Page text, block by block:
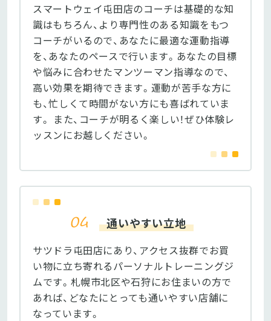
スマートウェイ屯田店のコーチは基礎的な知
識はもちろん、より専門性のある知識をもつ
コーチがいるので、あなたに最適な運動指導
を、あなたのペースで行います。あなたの目標
や悩みに合わせたマンツーマン指導なので、
高い効果を期待できます。運動が苦手な方に
も、忙しくて時間がない方にも喜ばれていま
す。 また、コーチが明るく楽しい！ぜひ体験レ
ッスンにお越しください。
通いやすい立地
サツドラ屯田店にあり、アクセス抜群でお買
い物に立ち寄れるパーソナルトレーニングジ
ムです。札幌市北区や石狩にお住まいの方で
あれば、どなたにとっても通いやすい店舗に
なっています。